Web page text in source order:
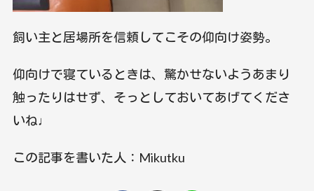
飼い主と居場所を信頼してこその仰向け姿勢。
仰向けで寝ているときは、驚かせないようあまり
触ったりはせず、そっとしておいてあげてくださ
いね♩
この記事を書いた人：Mikutku